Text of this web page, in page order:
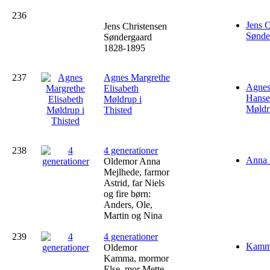
236
Jens Christensen
Søndergaard
1828-1895
Jens
237
Agnes Margrethe
Elisabeth
Møldrup i
Thisted
238
4 generationer
Oldemor Anna
Mejlhede, farmor
Astrid, far Niels
og fire børn:
Anders, Ole,
Martin og Nina
Anna
239
4 generationer
Oldemor
Kamma, mormor